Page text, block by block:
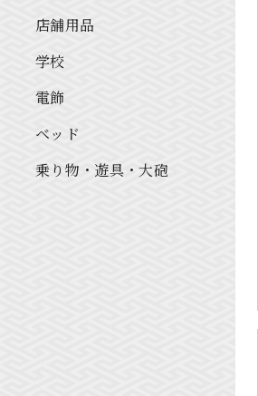
店舗用品
学校
電飾
ベッド
乗り物・遊具・大砲